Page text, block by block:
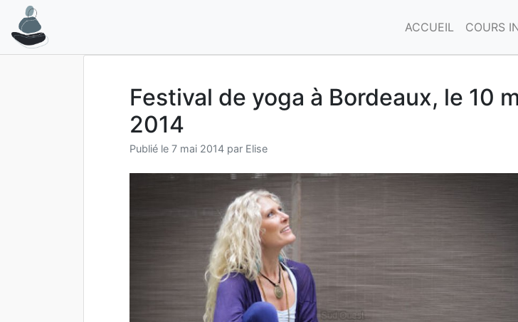
contenu
ACCUEIL COURS
Festival de yoga à Bordeaux, le 10
2014
Publié le 7 mai 2014 par Elise